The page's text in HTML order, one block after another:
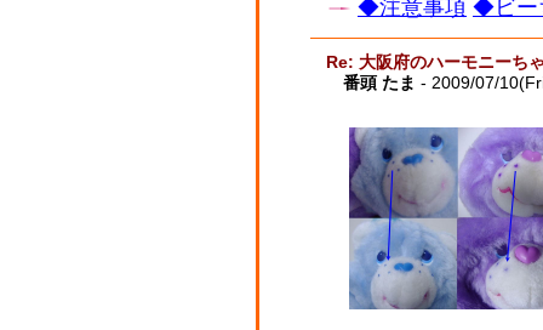
◆注意事項 ◆ビー
Re: 大阪府のハーモニーち
番頭 たま - 2009/07/